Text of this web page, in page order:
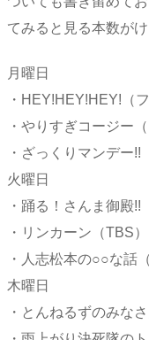
てみると見る本数が
月曜日
・HEY!HEY!HEY!（
・やりすぎコージー
・ざっくりマンデー!!
火曜日
・踊る！さんま御殿!!
・リンカーン（TBS）
・人志松本の○○な話
木曜日
・とんねるずのみな